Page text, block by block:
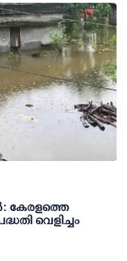
കേരളത്തെ
വെളിച്ചം